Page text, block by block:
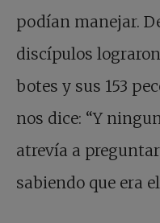
podían manejar.
discípulos
botes y sus 153
nos dice: “Y
atrevía a
sabiendo que era